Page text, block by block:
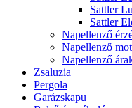
Sattler
Sattler
Napellenző
Napellenző
Napellenző
Zsaluzia
Pergola
Garázskapu